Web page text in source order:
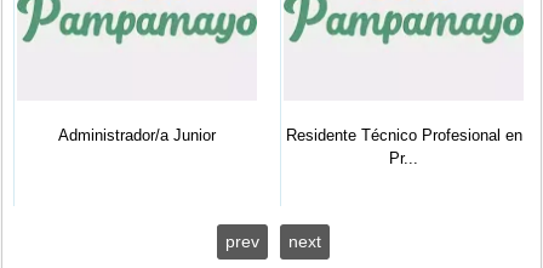
Administrador/a Junior
Residente Técnico Profesional en
Pr...
prev next